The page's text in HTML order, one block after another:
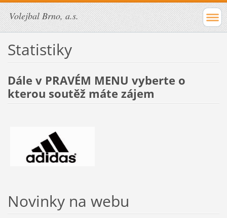
Volejbal Brno, a.s.
Statistiky
Dále v PRAVÉM MENU vyberte o
kterou soutěž máte zájem
Novinky na webu